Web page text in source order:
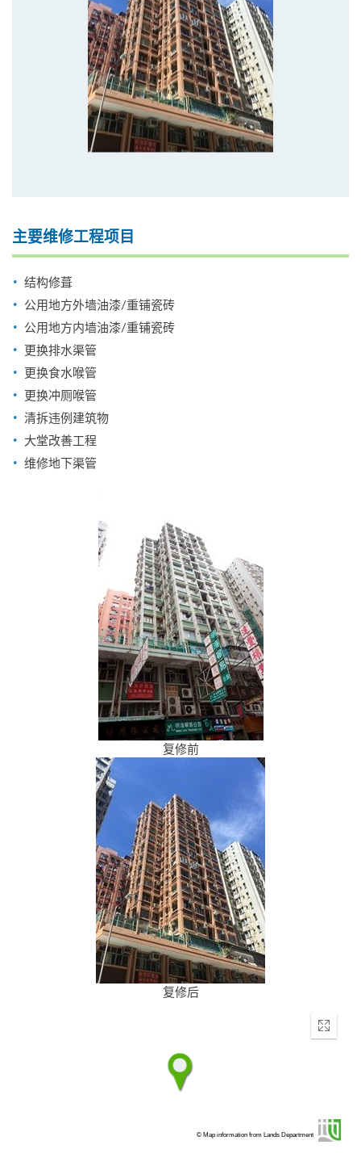
主要维修工程项目
结构修葺
公用地方外墙油漆/重铺瓷砖
公用地方内墙油漆/重铺瓷砖
更换排水渠管
更换食水喉管
更换冲厕喉管
清拆违例建筑物
大堂改善工程
维修地下渠管
复修前
复修后
Enter
© Map information from Lands Department